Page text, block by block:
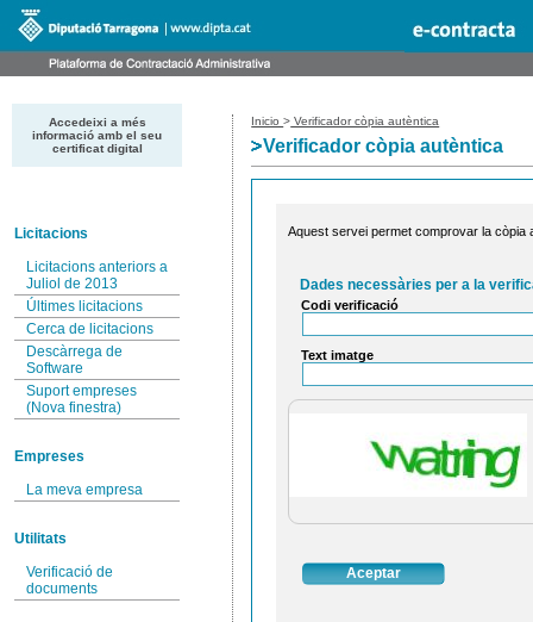
Accedeixi a més
informació amb el seu
certificat digital
Licitacions
Licitacions anteriors a
Juliol de 2013
Últimes licitacions
Cerca de licitacions
Descàrrega de
Software
Suport empreses
(Nova finestra)
Empreses
La meva empresa
Utilitats
Verificació de
documents
Inicio> Verificador còpia autèntica
Verificador còpia autèntica
Aquest servei permet comprovar la còpia
Dades necessàries per a la
Codi verificació
Text imatge